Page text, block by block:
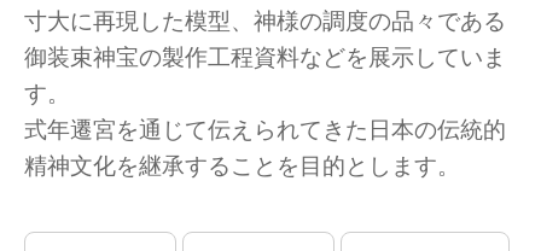
寸大に再現した模型、神様の調度の品々である
御装束神宝の製作工程資料などを展示していま
す。
式年遷宮を通じて伝えられてきた日本の伝統的
精神文化を継承することを目的とします。